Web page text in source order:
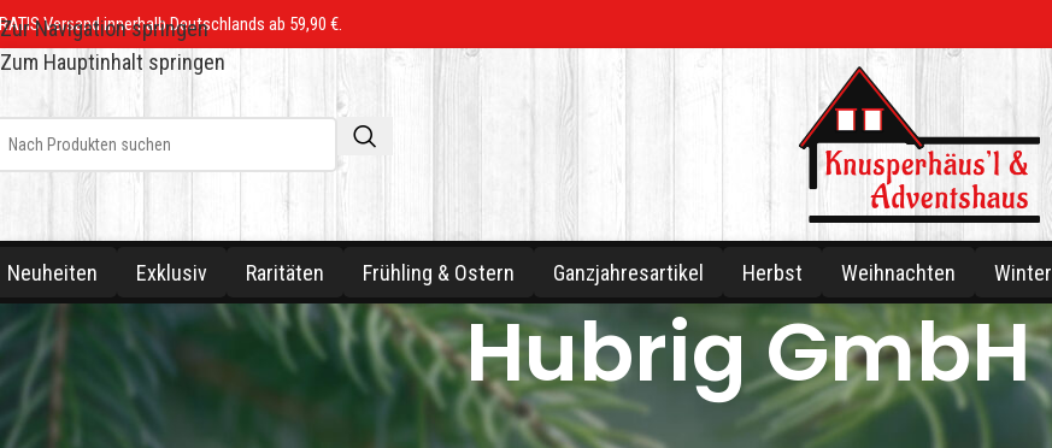
Zur Navigation springen
Zum Hauptinhalt springen
Versand innerhalb Deutschlands ab 59,90 €.
Neuheiten Exklusiv Raritäten Frühling & Ostern Ganzjahresartikel Herbst Weihnachten Winter
Hubrig GmbH
MARKE Hubrig Volkskunst GmbH